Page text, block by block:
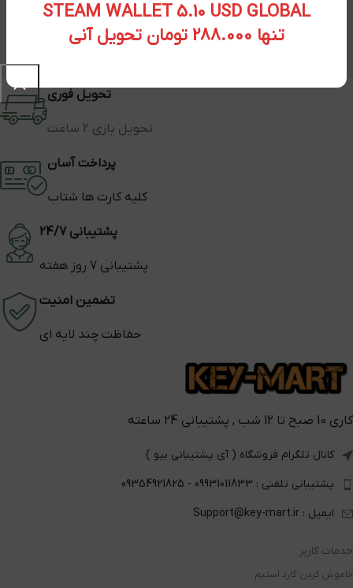
STEAM WALLET 5.10 USD GLOBAL
تنها 288.000 تومان تحویل آنی
تحویل فوری
تحویل بازی 2 ساعت
پرداخت آسان
کلیه کارت ها شتاب
پشتیبانی 24/7
پشتیبانی 7 روز هفته
تضمین امنیت
حفاظت چند لایه ای
کاری 10 صبح تا 12 شب , پشتیبانی 24 ساعته
کانال تلگرام فروشگاه ( آی پشتیبانی بیو )
پشتیبانی تلفنی : 09931011833 - 09354921825
ایمیل : Support@key-mart.ir
خدمات کاربر
خاموش کردن گارد استیم